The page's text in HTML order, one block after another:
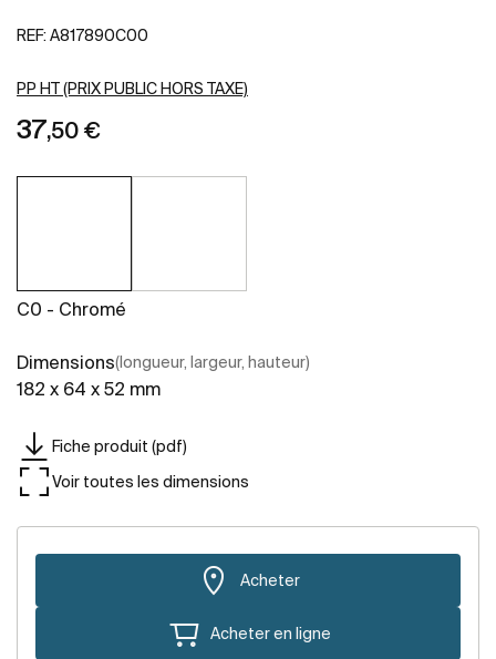
REF: A817890C00
PP HT (PRIX PUBLIC HORS TAXE)
37,50 €
C0 - Chromé
Dimensions(longueur, largeur, hauteur)
182 x 64 x 52 mm
Fiche produit (pdf)
Voir toutes les dimensions
Acheter
Acheter en ligne